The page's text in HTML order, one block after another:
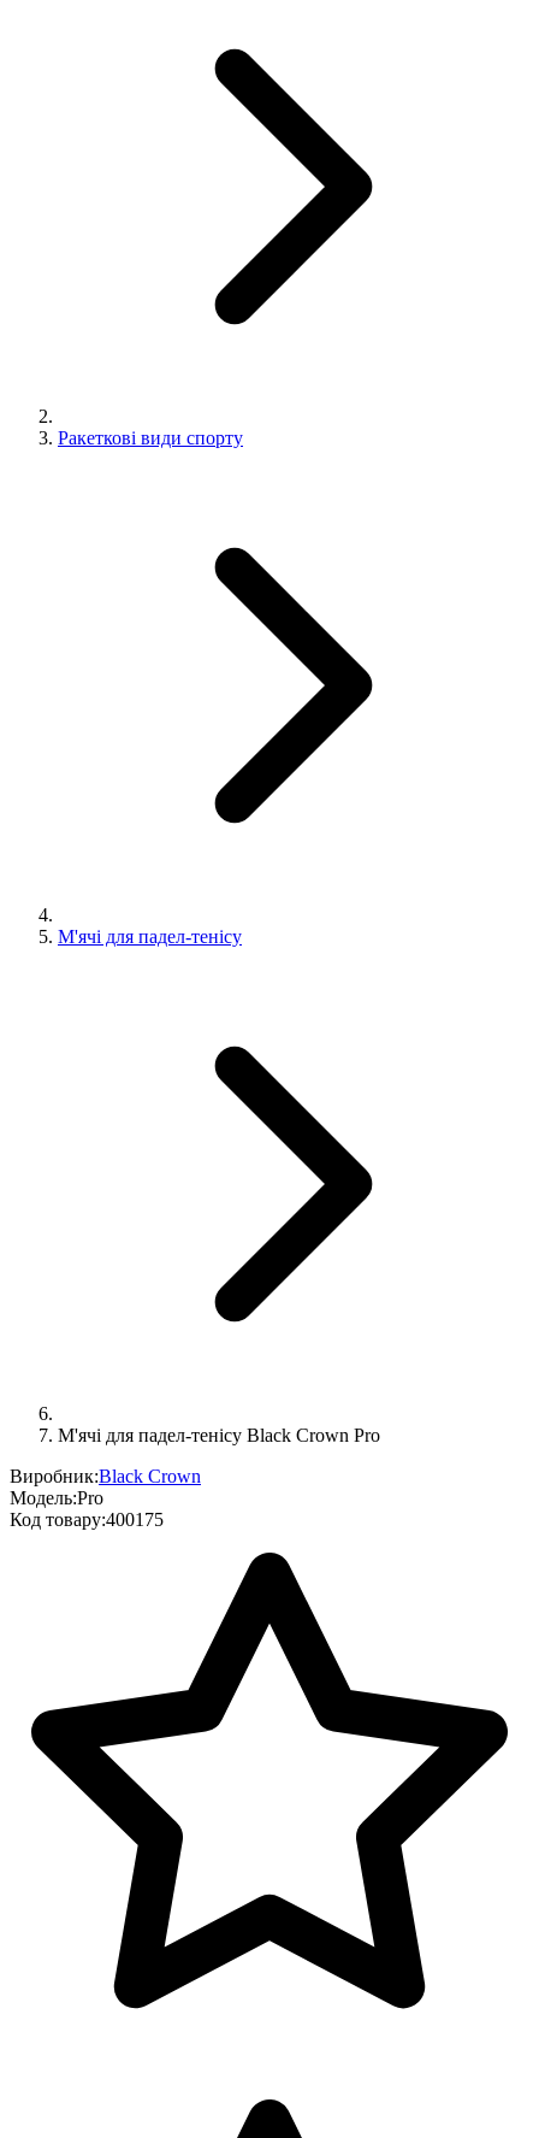
Ракеткові види спорту
М'ячі для падел-тенісу
М'ячі для падел-тенісу Black Crown Pro
Виробник:Black Crown
Модель:Pro
Код товару:400175